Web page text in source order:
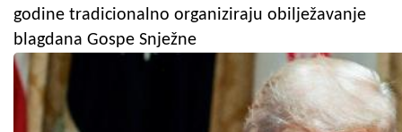
godine tradicionalno organiziraju obilježavanje
blagdana Gospe Snježne